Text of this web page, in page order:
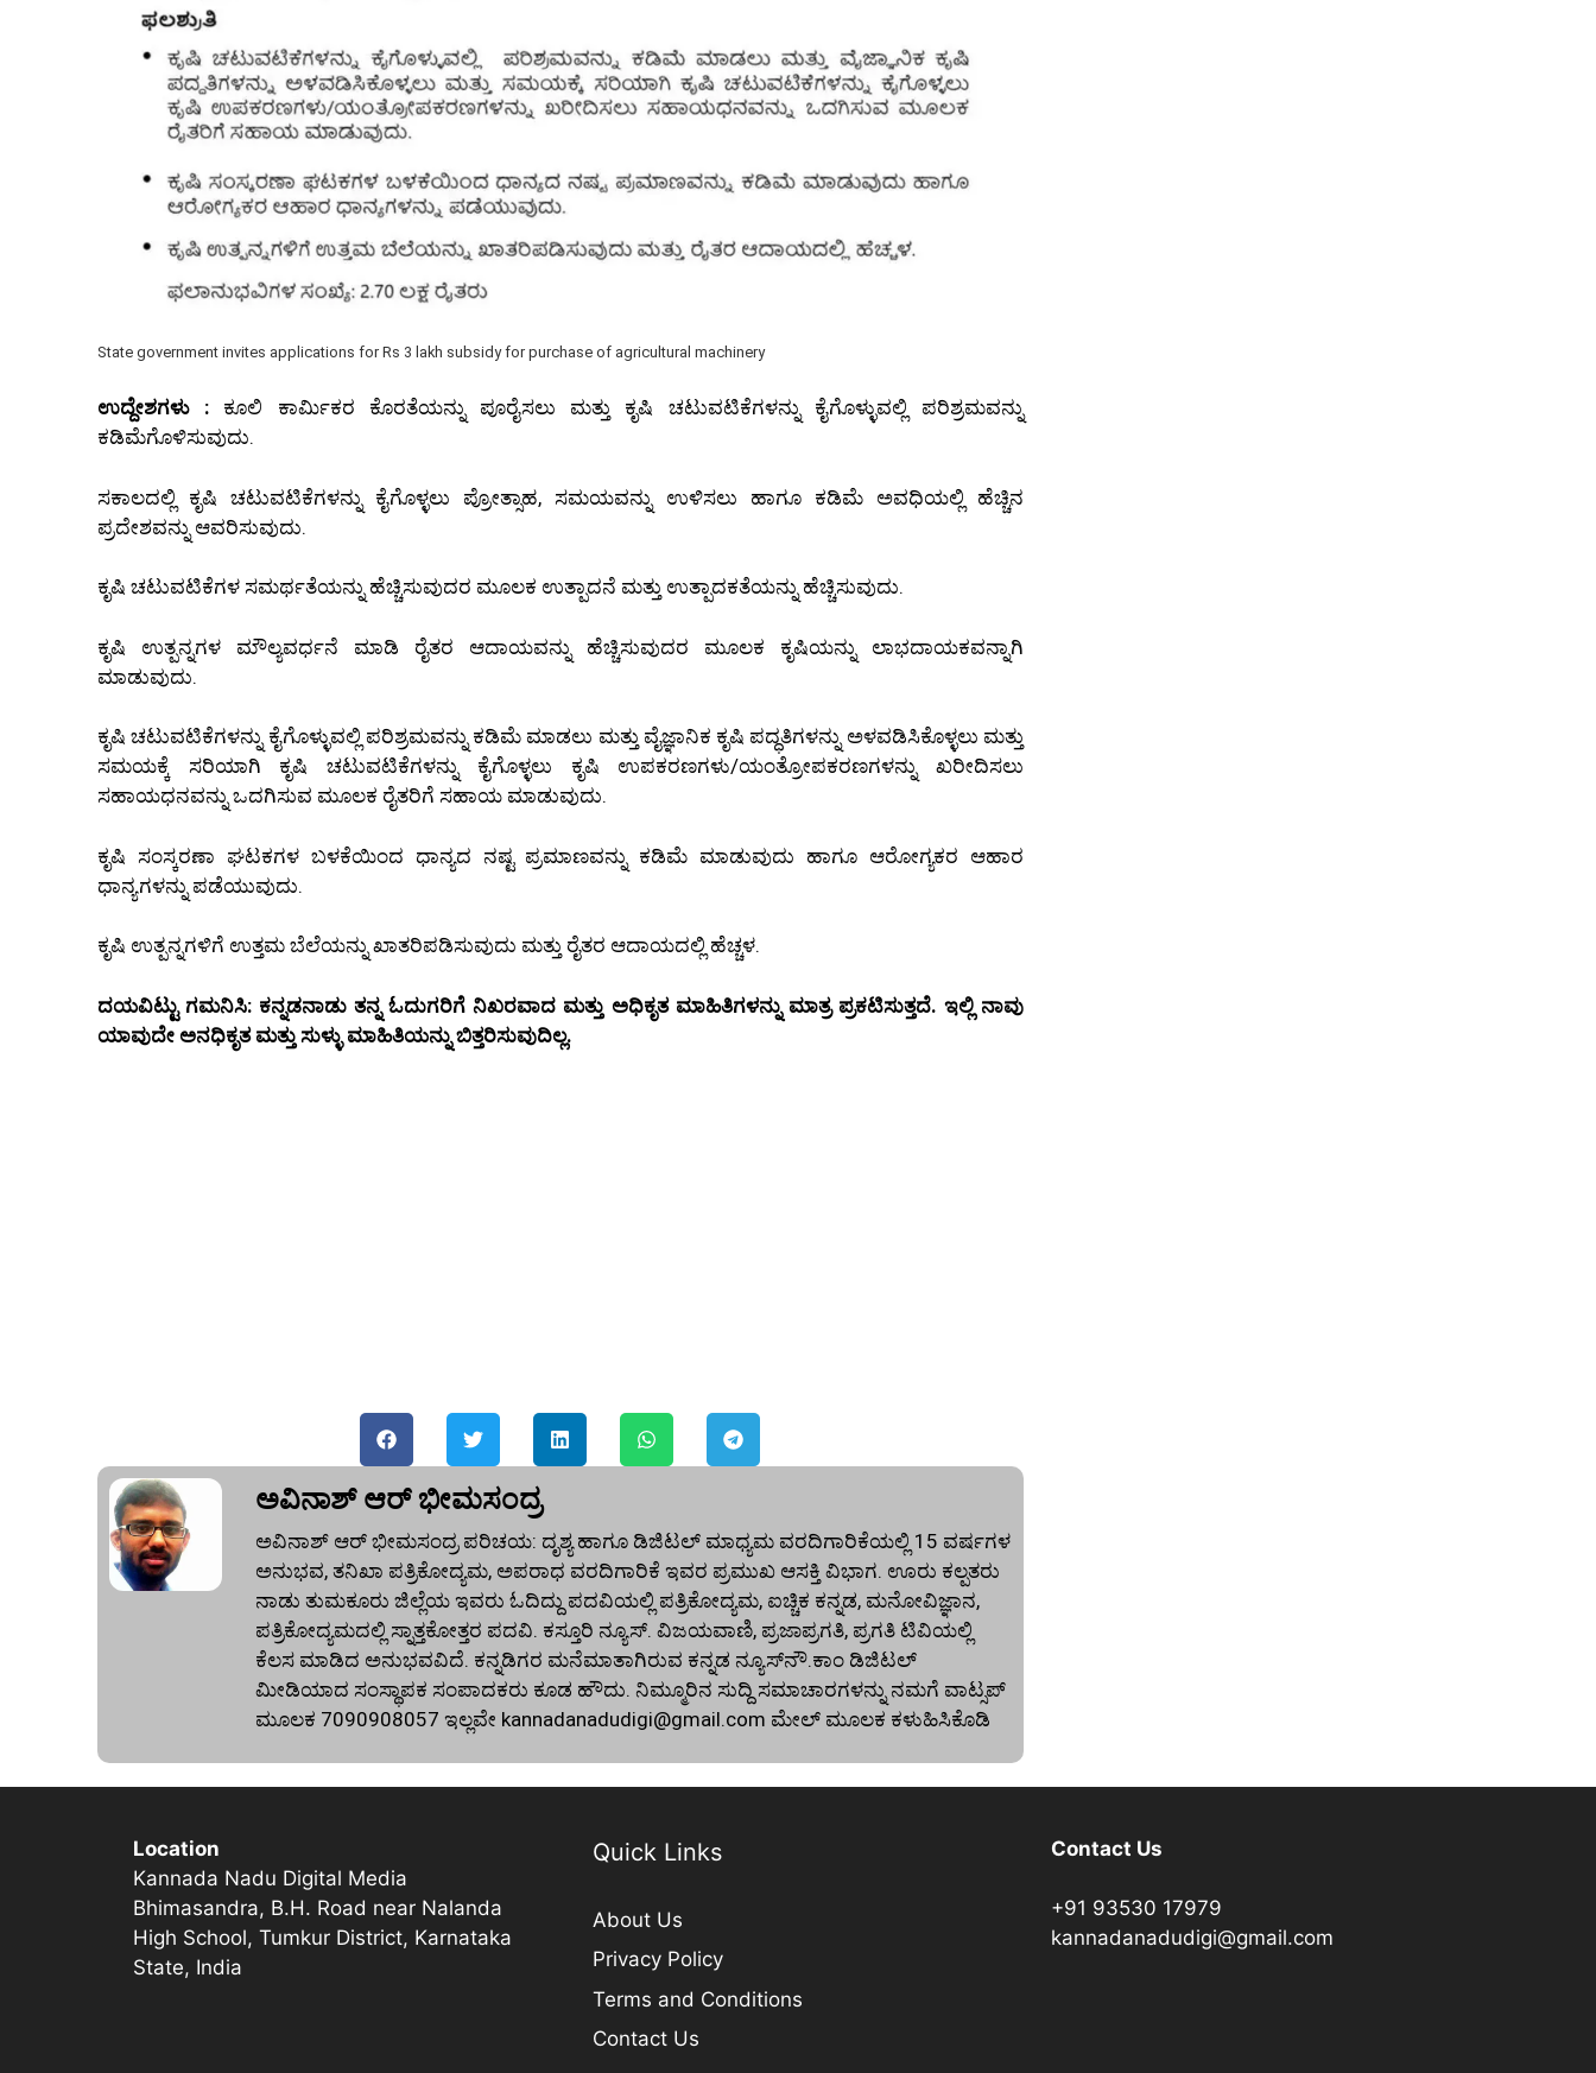
State government invites applications for Rs 3 lakh subsidy for purchase of agricultural machinery
ಉದ್ದೇಶಗಳು : ಕೂಲಿ ಕಾರ್ಮಿಕರ ಕೊರತೆಯನ್ನು ಪೂರೈಸಲು ಮತ್ತು ಕೃಷಿ ಚಟುವಟಿಕೆಗಳನ್ನು ಕೈಗೊಳ್ಳುವಲ್ಲಿ ಪರಿಶ್ರಮವನ್ನು
ಕಡಿಮೆಗೊಳಿಸುವುದು.
ಸಕಾಲದಲ್ಲಿ ಕೃಷಿ ಚಟುವಟಿಕೆಗಳನ್ನು ಕೈಗೊಳ್ಳಲು ಪ್ರೋತ್ಸಾಹ, ಸಮಯವನ್ನು ಉಳಿಸಲು ಹಾಗೂ ಕಡಿಮೆ ಅವಧಿಯಲ್ಲಿ ಹೆಚ್ಚಿನ
ಪ್ರದೇಶವನ್ನು ಆವರಿಸುವುದು.
ಕೃಷಿ ಚಟುವಟಿಕೆಗಳ ಸಮರ್ಥತೆಯನ್ನು ಹೆಚ್ಚಿಸುವುದರ ಮೂಲಕ ಉತ್ಪಾದನೆ ಮತ್ತು ಉತ್ಪಾದಕತೆಯನ್ನು ಹೆಚ್ಚಿಸುವುದು.
ಕೃಷಿ ಉತ್ಪನ್ನಗಳ ಮೌಲ್ಯವರ್ಧನೆ ಮಾಡಿ ರೈತರ ಆದಾಯವನ್ನು ಹೆಚ್ಚಿಸುವುದರ ಮೂಲಕ ಕೃಷಿಯನ್ನು ಲಾಭದಾಯಕವನ್ನಾಗಿ
ಮಾಡುವುದು.
ಕೃಷಿ ಚಟುವಟಿಕೆಗಳನ್ನು ಕೈಗೊಳ್ಳುವಲ್ಲಿ ಪರಿಶ್ರಮವನ್ನು ಕಡಿಮೆ ಮಾಡಲು ಮತ್ತು ವೈಜ್ಞಾನಿಕ ಕೃಷಿ ಪದ್ಧತಿಗಳನ್ನು ಅಳವಡಿಸಿಕೊಳ್ಳಲು ಮತ್ತು
ಸಮಯಕ್ಕೆ ಸರಿಯಾಗಿ ಕೃಷಿ ಚಟುವಟಿಕೆಗಳನ್ನು ಕೈಗೊಳ್ಳಲು ಕೃಷಿ ಉಪಕರಣಗಳು/ಯಂತ್ರೋಪಕರಣಗಳನ್ನು ಖರೀದಿಸಲು
ಸಹಾಯಧನವನ್ನು ಒದಗಿಸುವ ಮೂಲಕ ರೈತರಿಗೆ ಸಹಾಯ ಮಾಡುವುದು.
ಕೃಷಿ ಸಂಸ್ಕರಣಾ ಘಟಕಗಳ ಬಳಕೆಯಿಂದ ಧಾನ್ಯದ ನಷ್ಟ ಪ್ರಮಾಣವನ್ನು ಕಡಿಮೆ ಮಾಡುವುದು ಹಾಗೂ ಆರೋಗ್ಯಕರ ಆಹಾರ
ಧಾನ್ಯಗಳನ್ನು ಪಡೆಯುವುದು.
ಕೃಷಿ ಉತ್ಪನ್ನಗಳಿಗೆ ಉತ್ತಮ ಬೆಲೆಯನ್ನು ಖಾತರಿಪಡಿಸುವುದು ಮತ್ತು ರೈತರ ಆದಾಯದಲ್ಲಿ ಹೆಚ್ಚಳ.
ದಯವಿಟ್ಟು ಗಮನಿಸಿ: ಕನ್ನಡನಾಡು ತನ್ನ ಓದುಗರಿಗೆ ನಿಖರವಾದ ಮತ್ತು ಅಧಿಕೃತ ಮಾಹಿತಿಗಳನ್ನು ಮಾತ್ರ ಪ್ರಕಟಿಸುತ್ತದೆ. ಇಲ್ಲಿ ನಾವು
ಯಾವುದೇ ಅನಧಿಕೃತ ಮತ್ತು ಸುಳ್ಳು ಮಾಹಿತಿಯನ್ನು ಬಿತ್ತರಿಸುವುದಿಲ್ಲ.
ಅವಿನಾಶ್‌ ಆರ್‌ ಭೀಮಸಂದ್ರ
ಅವಿನಾಶ್‌ ಆರ್‌ ಭೀಮಸಂದ್ರ ಪರಿಚಯ: ದೃಶ್ಯ ಹಾಗೂ ಡಿಜಿಟಲ್ ಮಾಧ್ಯಮ ವರದಿಗಾರಿಕೆಯಲ್ಲಿ 15 ವರ್ಷಗಳ
ಅನುಭವ, ತನಿಖಾ ಪತ್ರಿಕೋದ್ಯಮ, ಅಪರಾಧ ವರದಿಗಾರಿಕೆ ಇವರ ಪ್ರಮುಖ ಆಸಕ್ತಿ ವಿಭಾಗ. ಊರು ಕಲ್ಪತರು
ನಾಡು ತುಮಕೂರು ಜಿಲ್ಲೆಯ ಇವರು ಓದಿದ್ದು ಪದವಿಯಲ್ಲಿ ಪತ್ರಿಕೋದ್ಯಮ, ಐಚ್ಚಿಕ ಕನ್ನಡ, ಮನೋವಿಜ್ಞಾನ,
ಪತ್ರಿಕೋದ್ಯಮದಲ್ಲಿ ಸ್ನಾತ್ತಕೋತ್ತರ ಪದವಿ. ಕಸ್ತೂರಿ ನ್ಯೂಸ್‌. ವಿಜಯವಾಣಿ, ಪ್ರಜಾಪ್ರಗತಿ, ಪ್ರಗತಿ ಟಿವಿಯಲ್ಲಿ
ಕೆಲಸ ಮಾಡಿದ ಅನುಭವವಿದೆ. ಕನ್ನಡಿಗರ ಮನೆಮಾತಾಗಿರುವ ಕನ್ನಡ ನ್ಯೂಸ್‌ನೌ.ಕಾಂ ಡಿಜಿಟಲ್‌
ಮೀಡಿಯಾದ ಸಂಸ್ಥಾಪಕ ಸಂಪಾದಕರು ಕೂಡ ಹೌದು. ನಿಮ್ಮೂರಿನ ಸುದ್ದಿ ಸಮಾಚಾರಗಳನ್ನು ನಮಗೆ ವಾಟ್ಸಪ್‌
ಮೂಲಕ 7090908057 ಇಲ್ಲವೇ kannadanadudigi@gmail.com ಮೇಲ್‌ ಮೂಲಕ ಕಳುಹಿಸಿಕೊಡಿ
Location
Kannada Nadu Digital Media
Bhimasandra, B.H. Road near Nalanda
High School, Tumkur District, Karnataka
State, India
Quick Links
About Us
Privacy Policy
Terms and Conditions
Contact Us
Contact Us
+91 93530 17979
kannadanadudigi@gmail.com